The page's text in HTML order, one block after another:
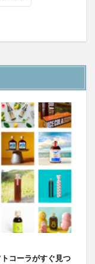
コーラがすぐ見つ